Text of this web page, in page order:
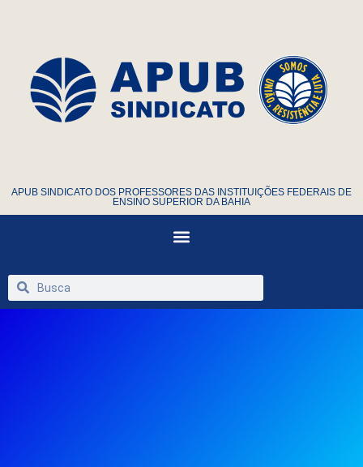
APUB SINDICATO DOS PROFESSORES DAS INSTITUIÇÕES FEDERAIS DE
ENSINO SUPERIOR DA BAHIA